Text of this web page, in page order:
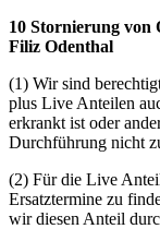
10 Stornierung von
Filiz Odenthal
(1) Wir sind
plus Live Anteilen
erkrankt ist oder
Durchführung nicht
(2) Für die Live
Ersatztermine zu
wir diesen Anteil